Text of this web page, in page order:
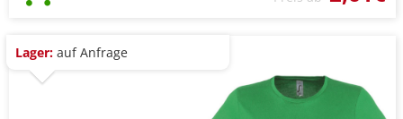
Lager: auf Anfrage